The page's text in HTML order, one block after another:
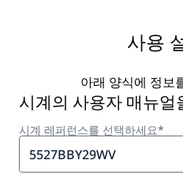
사용
아래 양식에 정보
시계의 사용자 매뉴얼
시계 레퍼런스를 선택하세요*
5527BBY29WV